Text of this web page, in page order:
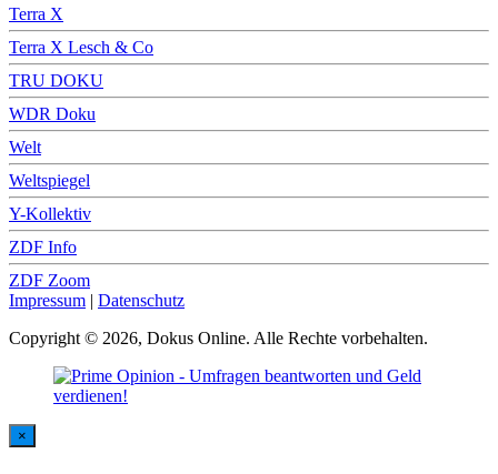
Terra X
Terra X Lesch & Co
TRU DOKU
WDR Doku
Welt
Weltspiegel
Y-Kollektiv
ZDF Info
ZDF Zoom
Impressum | Datenschutz
Copyright © 2026, Dokus Online. Alle Rechte vorbehalten.
×